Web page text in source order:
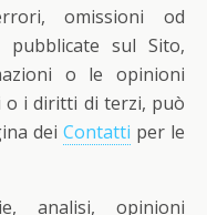
omissioni od
pubblicate sul Sito,
o le opinioni
i diritti di terzi, può
dei Contatti per le
analisi, opinioni